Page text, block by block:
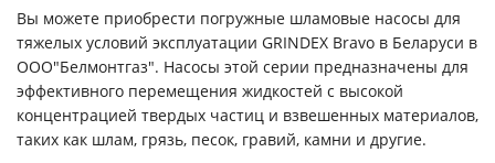
Вы можете приобрести погружные шламовые насосы для
тяжелых условий эксплуатации GRINDEX Bravo в Беларуси в
ООО"Белмонтгаз". Насосы этой серии предназначены для
эффективного перемещения жидкостей с высокой
концентрацией твердых частиц и взвешенных материалов,
таких как шлам, грязь, песок, гравий, камни и другие.